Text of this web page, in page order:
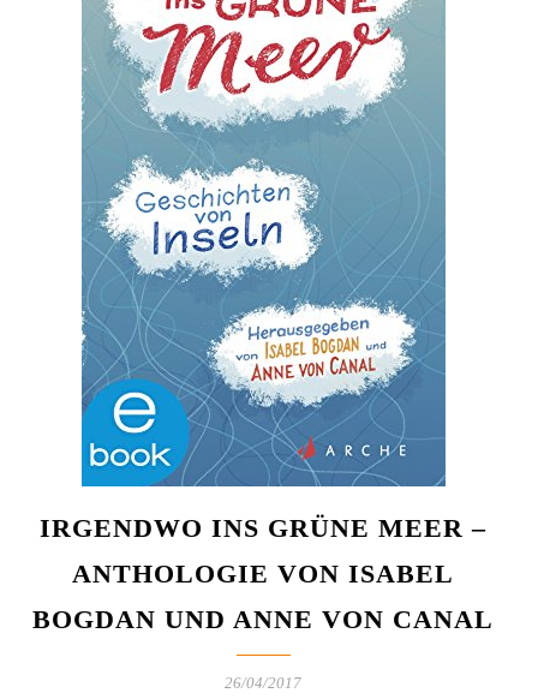
IRGENDWO INS GRÜNE MEER –
ANTHOLOGIE VON ISABEL
BOGDAN UND ANNE VON CANAL
26/04/2017